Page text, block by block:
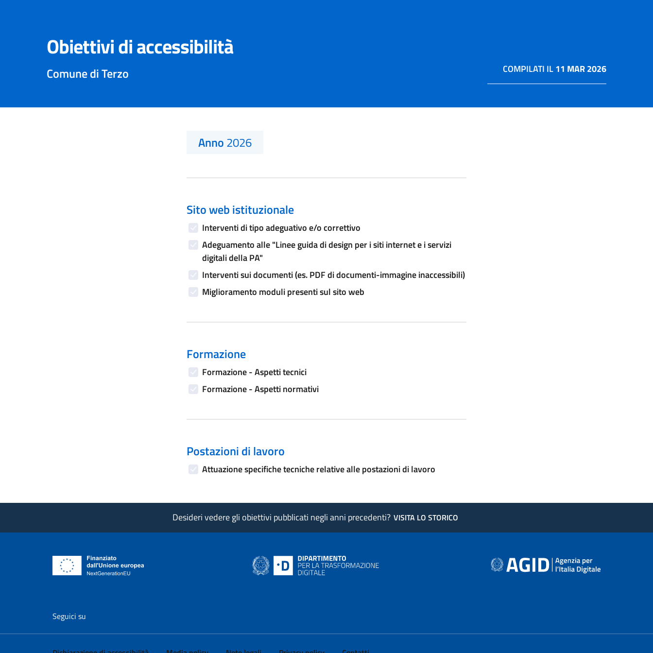
Obiettivi di accessibilità
Comune di Terzo COMPILATI IL11 MAR 2026
Anno2026
Sito web istituzionale
Interventi di tipo adeguativo e/o correttivo
Adeguamento alle "Linee guida di design per i siti internet e i servizi
digitali della PA"
Interventi sui documenti (es. PDF di documenti-immagine inaccessibili)
Miglioramento moduli presenti sul sito web
Formazione
Formazione - Aspetti tecnici
Formazione - Aspetti normativi
Postazioni di lavoro
Attuazione specifiche tecniche relative alle postazioni di lavoro
Desideri vedere gli obiettivi pubblicati negli anni precedenti? VISITA LO STORICO
Seguici su